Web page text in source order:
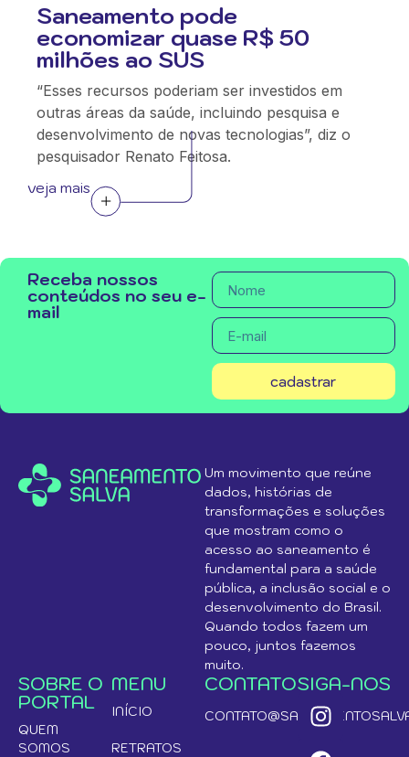
Saneamento pode
economizar quase R$ 50
milhões ao SUS
“Esses recursos poderiam ser investidos em
outras áreas da saúde, incluindo pesquisa e
desenvolvimento de novas tecnologias”, diz o
pesquisador Renato Feitosa.
veja mais
Receba nossos
conteúdos no seu e-
mail
cadastrar
Um movimento que reúne
dados, histórias de
transformações e soluções
que mostram como o
acesso ao saneamento é
fundamental para a saúde
pública, a inclusão social e o
desenvolvimento do Brasil.
Quando todos fazem um
pouco, juntos fazemos
muito.
SOBRE O
PORTAL
QUEM
SOMOS
MENU
INÍCIO
RETRATOS
CONTATOSIGA-NOS